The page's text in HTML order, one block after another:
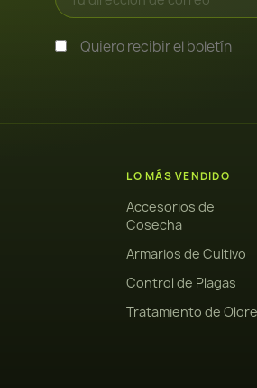
Quiero recibir el boletín
LO MÁS VENDIDO
Accesorios de
Cosecha
Armarios de Cultivo
Control de Plagas
Tratamiento de